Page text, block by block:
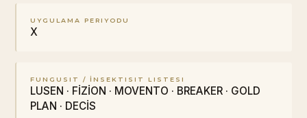
UYGULAMA PERIYODU
X
FUNGUSIT / İNSEKTISIT LISTESI
LUSEN · FİZİON · MOVENTO · BREAKER · GOLD
PLAN · DECİS